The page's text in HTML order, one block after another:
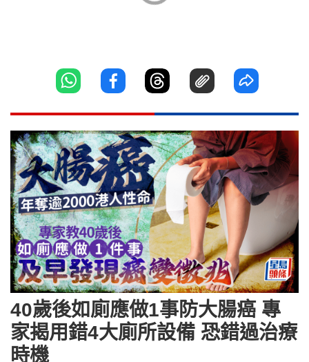
40歲後如廁應做1事防大腸癌 專
家揭用錯4大廁所設備 恐錯過治療
時機